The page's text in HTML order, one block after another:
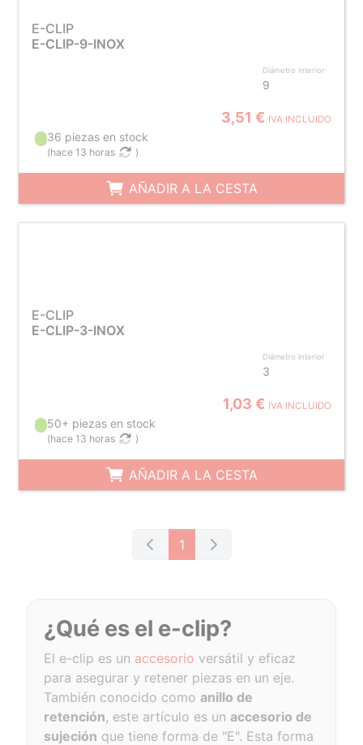
E-CLIP
E-CLIP-9-INOX
Diámetro interior
9
3,51 € IVA INCLUIDO
36 piezas en stock
(hace 13 horas )
AÑADIR A LA CESTA
E-CLIP
E-CLIP-3-INOX
Diámetro interior
3
1,03 € IVA INCLUIDO
50+ piezas en stock
(hace 13 horas )
AÑADIR A LA CESTA
1
¿Qué es el e-clip?
El e-clip es un accesorio versátil y eficaz
para asegurar y retener piezas en un eje.
También conocido comoanillo de
retención, este artículo es unaccesorio de
sujeción que tiene forma de "E". Esta forma